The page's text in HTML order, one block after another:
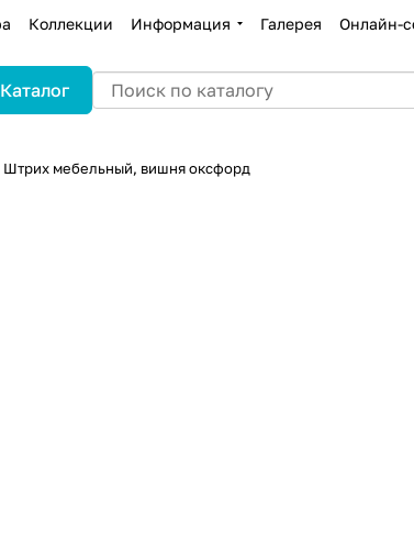
Коллекции Информация Галерея Онлайн-
Каталог
Штрих мебельный, вишня оксфорд